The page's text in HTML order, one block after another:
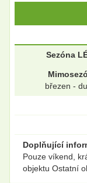
Sezóna
březen -
Doplňující
Pouze víkend,
objektu Ostatní